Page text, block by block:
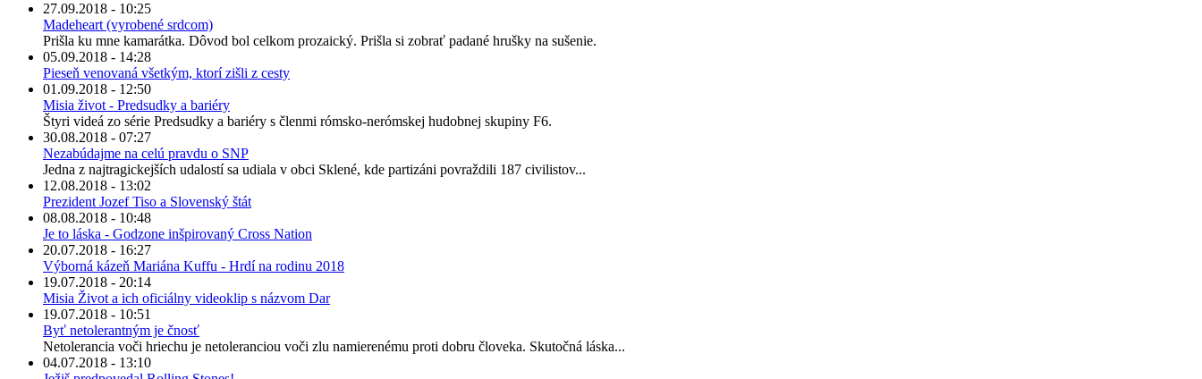
27.09.2018 - 10:25
Madeheart (vyrobené srdcom)
Prišla ku mne kamarátka. Dôvod bol celkom prozaický. Prišla si zobrať padané hrušky na sušenie.
05.09.2018 - 14:28
Pieseň venovaná všetkým, ktorí zišli z cesty
01.09.2018 - 12:50
Misia život - Predsudky a bariéry
Štyri videá zo série Predsudky a bariéry s členmi rómsko-nerómskej hudobnej skupiny F6.
30.08.2018 - 07:27
Nezabúdajme na celú pravdu o SNP
Jedna z najtragickejších udalostí sa udiala v obci Sklené, kde partizáni povraždili 187 civilistov...
12.08.2018 - 13:02
Prezident Jozef Tiso a Slovenský štát
08.08.2018 - 10:48
Je to láska - Godzone inšpirovaný Cross Nation
20.07.2018 - 16:27
Výborná kázeň Mariána Kuffu - Hrdí na rodinu 2018
19.07.2018 - 20:14
Misia Život a ich oficiálny videoklip s názvom Dar
19.07.2018 - 10:51
Byť netolerantným je čnosť
Netolerancia voči hriechu je netoleranciou voči zlu namierenému proti dobru človeka. Skutočná láska...
04.07.2018 - 13:10